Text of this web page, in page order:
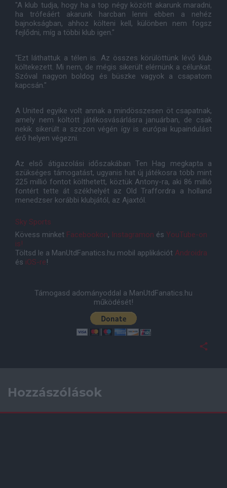
"A klub tudja, hogy ha a top négy között akarunk maradni,
ha trófeáért akarunk harcban lenni ebben a nehéz
bajnokságban, ahhoz költeni kell, különben nem fogsz
fejlődni, míg a többi klub igen."
"Ezt láthattuk a télen is. Az összes körülöttünk lévő klub
költekezett. Mi nem, de mégis sikerült elérnünk a célunkat.
Szóval nagyon boldog és büszke vagyok a csapatom
kapcsán."
A United egyike volt annak a mindösszesen öt csapatnak,
amely nem költött játékosvásárlásra januárban, de csak
nekik sikerült a szezon végén így is európai kupaindulást
érő helyen végezni.
Az első átigazolási időszakában Ten Hag megkapta a
szükséges támogatást, ugyanis hat új játékosra több mint
225 millió fontot költhetett, köztük Antony-ra, aki 86 millió
fontért tette át székhelyét az Old Traffordra a holland
menedzser korábbi klubjától, az Ajaxtól.
Sky Sports
Kövess minket Facebookon, Instagramon és YouTube-on
is!
Töltsd le a ManUtdFanatics.hu mobil applikációt Androidra
és iOS-re!
Támogasd adományoddal a ManUtdFanatics.hu
működését!
Hozzászólások